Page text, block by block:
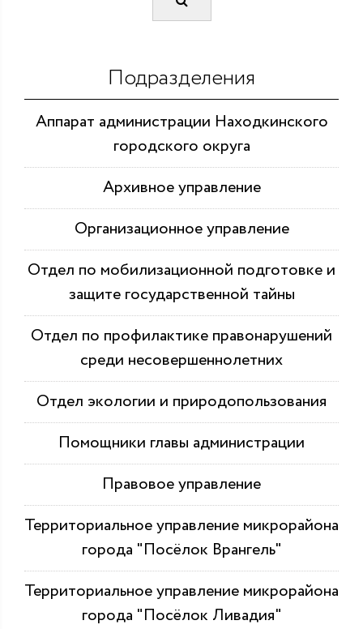
Подразделения
Аппарат администрации Находкинского
городского округа
Архивное управление
Организационное управление
Отдел по мобилизационной подготовке и
защите государственной тайны
Отдел по профилактике правонарушений
среди несовершеннолетних
Отдел экологии и природопользования
Помощники главы администрации
Правовое управление
Территориальное управление микрорайона
города "Посёлок Врангель"
Территориальное управление микрорайона
города "Посёлок Ливадия"